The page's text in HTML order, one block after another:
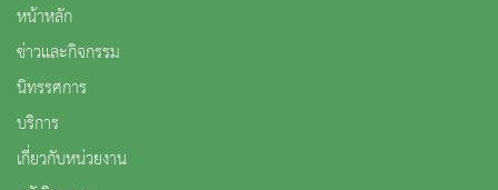
หน้าหลัก
ข่าวและกิจกรรม
นิทรรศการ
บริการ
เกี่ยวกับหน่วยงาน